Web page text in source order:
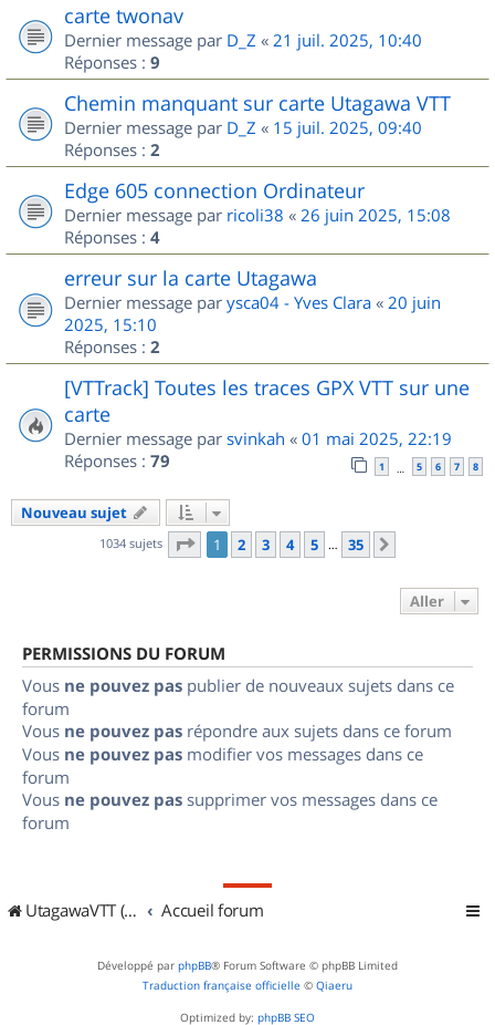
carte twonav
Dernier message par D_Z « 21 juil. 2025, 10:40
Réponses : 9
Chemin manquant sur carte Utagawa VTT
Dernier message par D_Z « 15 juil. 2025, 09:40
Réponses : 2
Edge 605 connection Ordinateur
Dernier message par ricoli38 « 26 juin 2025, 15:08
Réponses : 4
erreur sur la carte Utagawa
Dernier message par ysca04 - Yves Clara « 20 juin
2025, 15:10
Réponses : 2
[VTTrack] Toutes les traces GPX VTT sur une
carte
Dernier message par svinkah « 01 mai 2025, 22:19
Réponses : 79 1 … 5 6 7 8
Nouveau sujet
1034 sujets Page 1sur
1 2 3 4 5 … 35
Aller
PERMISSIONS DU FORUM
Vous ne pouvez pas publier de nouveaux sujets dans ce
forum
Vous ne pouvez pas répondre aux sujets dans ce forum
Vous ne pouvez pas modifier vos messages dans ce
forum
Vous ne pouvez pas supprimer vos messages dans ce
forum
UtagawaVTT (Randos VTT et VTTAE avec traces GPS) Accueil forum
Développé par phpBB® Forum Software © phpBB Limited
Traduction française officielle © Qiaeru
Optimized by: phpBB SEO